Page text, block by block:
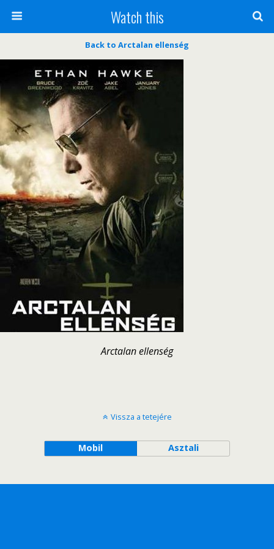
Watch this
Back to Arctalan ellenség
Arctalan ellenség
Vissza a tetejére
Mobil Asztali